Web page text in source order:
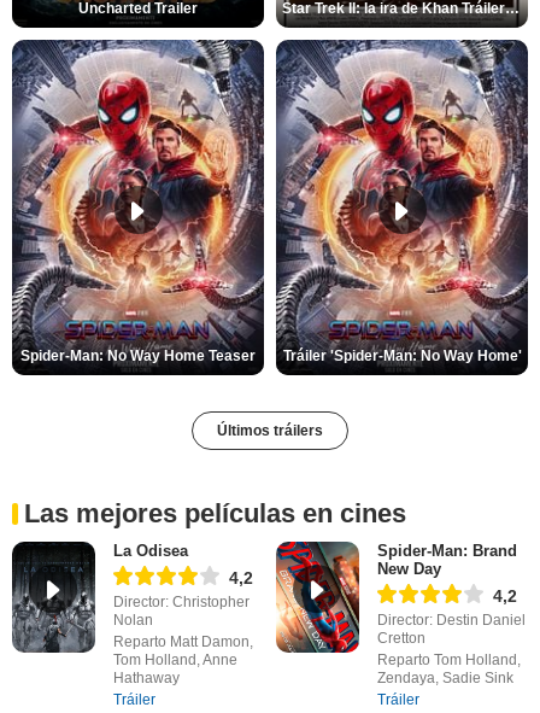
Uncharted Trailer Star Trek II: la ira de Khan Tráiler VO
Spider-Man: No Way Home Teaser Tráiler 'Spider-Man: No Way Home'
Últimos tráilers
Las mejores películas en cines
La Odisea
4,2
Director: Christopher
Nolan
Reparto Matt Damon,
Tom Holland, Anne
Hathaway
Tráiler
Spider-Man: Brand
New Day
4,2
Director: Destin Daniel
Cretton
Reparto Tom Holland,
Zendaya, Sadie Sink
Tráiler